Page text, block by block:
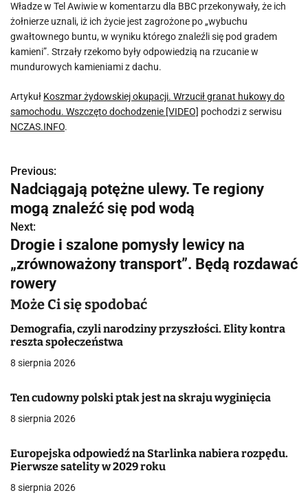
Władze w Tel Awiwie w komentarzu dla BBC przekonywały, że ich
żołnierze uznali, iż ich życie jest zagrożone po „wybuchu
gwałtownego buntu, w wyniku którego znaleźli się pod gradem
kamieni”. Strzały rzekomo były odpowiedzią na rzucanie w
mundurowych kamieniami z dachu.
Artykuł Koszmar żydowskiej okupacji. Wrzucił granat hukowy do
samochodu. Wszczęto dochodzenie [VIDEO] pochodzi z serwisu
NCZAS.INFO.
N
a
w
i
g
a
c
j
w
i
s
Previous:
Nadciągają potężne ulewy. Te regiony
mogą znaleźć się pod wodą
Next:
Drogie i szalone pomysły lewicy na
„zrównoważony transport”. Będą rozdawać
rowery
Może Ci się spodobać
Demografia, czyli narodziny przyszłości. Elity kontra
reszta społeczeństwa
8 sierpnia 2026
Ten cudowny polski ptak jest na skraju wyginięcia
8 sierpnia 2026
Europejska odpowiedź na Starlinka nabiera rozpędu.
Pierwsze satelity w 2029 roku
8 sierpnia 2026